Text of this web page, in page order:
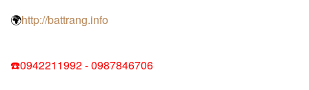
🌍http://battrang.info
☎️0942211992 - 0987846706